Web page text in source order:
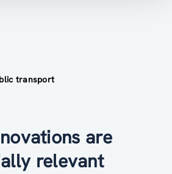
transport
are
relevant